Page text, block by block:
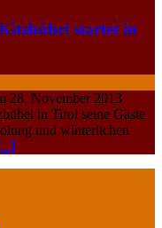
startet in
28. November 2013
in Tirol seine Gäste
und winterlichen